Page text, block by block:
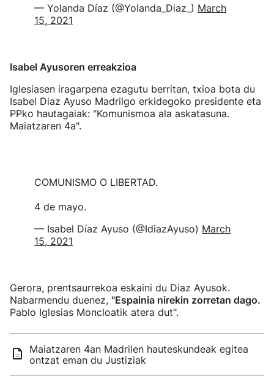
— Yolanda Díaz (@Yolanda_Diaz_) March
15, 2021
Isabel Ayusoren erreakzioa
Iglesiasen iragarpena ezagutu berritan, txioa bota du
Isabel Diaz Ayuso Madrilgo erkidegoko presidente eta
PPko hautagaiak: "Komunismoa ala askatasuna.
Maiatzaren 4a".
COMUNISMO O LIBERTAD.
4 de mayo.
— Isabel Díaz Ayuso (@IdiazAyuso) March
15, 2021
Gerora, prentsaurrekoa eskaini du Diaz Ayusok.
Nabarmendu duenez, "Espainia nirekin zorretan dago.
Pablo Iglesias Moncloatik atera dut".
Maiatzaren 4an Madrilen hauteskundeak egitea
ontzat eman du Justiziak